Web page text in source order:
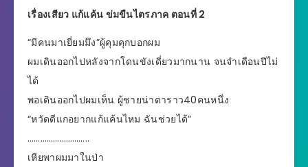
เรื่องเสียว แก้แค้น ข่มขืนไตรภาค ตอนที่ 2
“มีคนมาเยี่ยมมึง”ผู้คุมคุกบอกผม
ผมเดินออกไปหลังจากโดนขังเดี่ยวมากนาน จนจำเดือนปีไม่
ได้
พอเดินออกไปผมเห็น ผู้ชายน่าตาราว40คนหนึ่ง
“หวัดดีแกอยากแก้แค้นไหม ฉันช่วยได้”
………………………..
เหียพาผมมาในป่า